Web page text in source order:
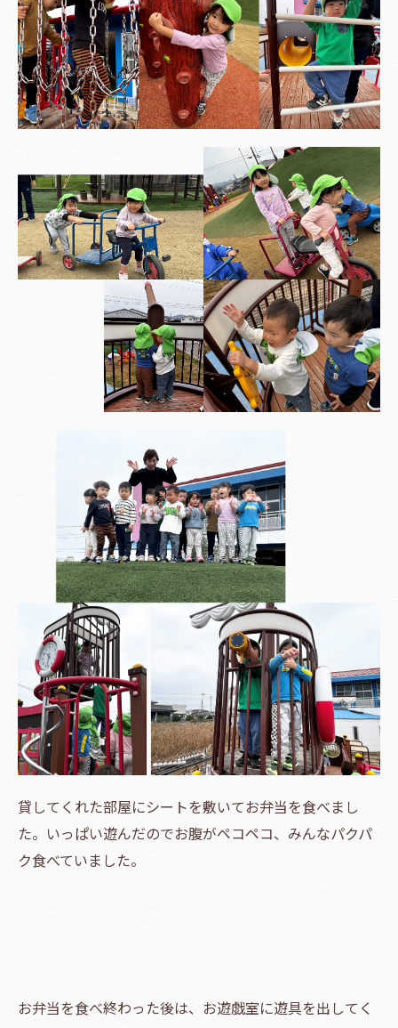
貸してくれた部屋にシートを敷いてお弁当を食べまし
た。いっぱい遊んだのでお腹がペコペコ、みんなパクパ
ク食べていました。
お弁当を食べ終わった後は、お遊戯室に遊具を出してく